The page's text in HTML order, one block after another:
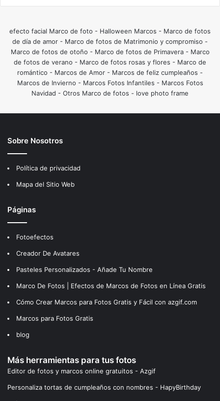
efecto facial Marco de foto - Halloween Marcos - Marco de fotos
de día de amor - Marco de fotos de Matrimonio y compromiso -
Marco de fotos de otoño - Marco de fotos de Primavera- Marco
de fotos de verano - Marco de fotos rosas y flores - Marco de
romántico - Marcos de Amor - Marcos de feliz cumpleaños -
Marcos de Invierno - Marcos Fotos Infantiles - Marcos Fotos
Navidad - Otros Marco de fotos - love photo frame
Sobre Nosotros
Política de privacidad
Mapa del Sitio Web
Páginas
Fotoefectos
Creador De Avatares
Pasteles Personalizados - Añade Tu Nombre
Marco De Fotos | Efectos de Marcos de Fotos en Línea Gratis
Cómo Crear Marcos para Fotos Gratis y Fácil con azgif.com
Marcos para Fotos Gratis
blog
Más herramientas para tus fotos
Editor de fotos y marcos online gratuitos - Azgif
Personaliza tortas de cumpleaños con nombres - HapyBirthday